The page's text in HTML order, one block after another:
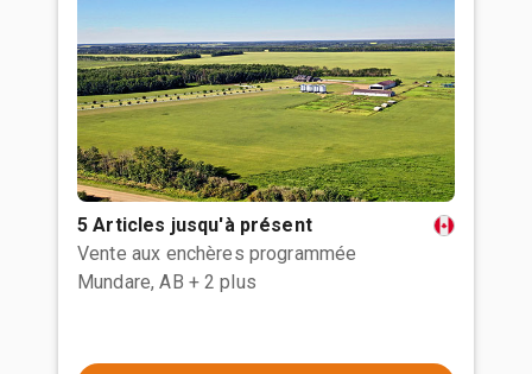
5 Articles jusqu'à présent
Vente aux enchères programmée
Mundare, AB + 2 plus